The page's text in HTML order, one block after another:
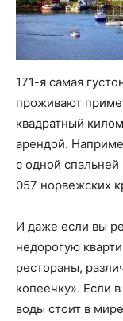
171-я самая
проживают
квадратный
арендой.
с одной спальней
057 норвежских
И даже если вы
недорогую
рестораны,
копеечку». Если
воды стоит в